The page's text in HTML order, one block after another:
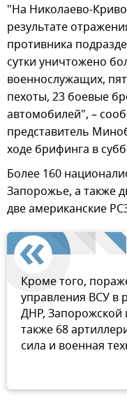
"На Николаево-
результате
противника
сутки уничтожено
военнослужащих,
пехоты, 23 боевые
автомобилей", –
представитель
ходе брифинга в
Более 160
Запорожье, а также
две американские
Кроме того,
управления ВСУ в
ДНР, Запорожской
также 68
сила и военная